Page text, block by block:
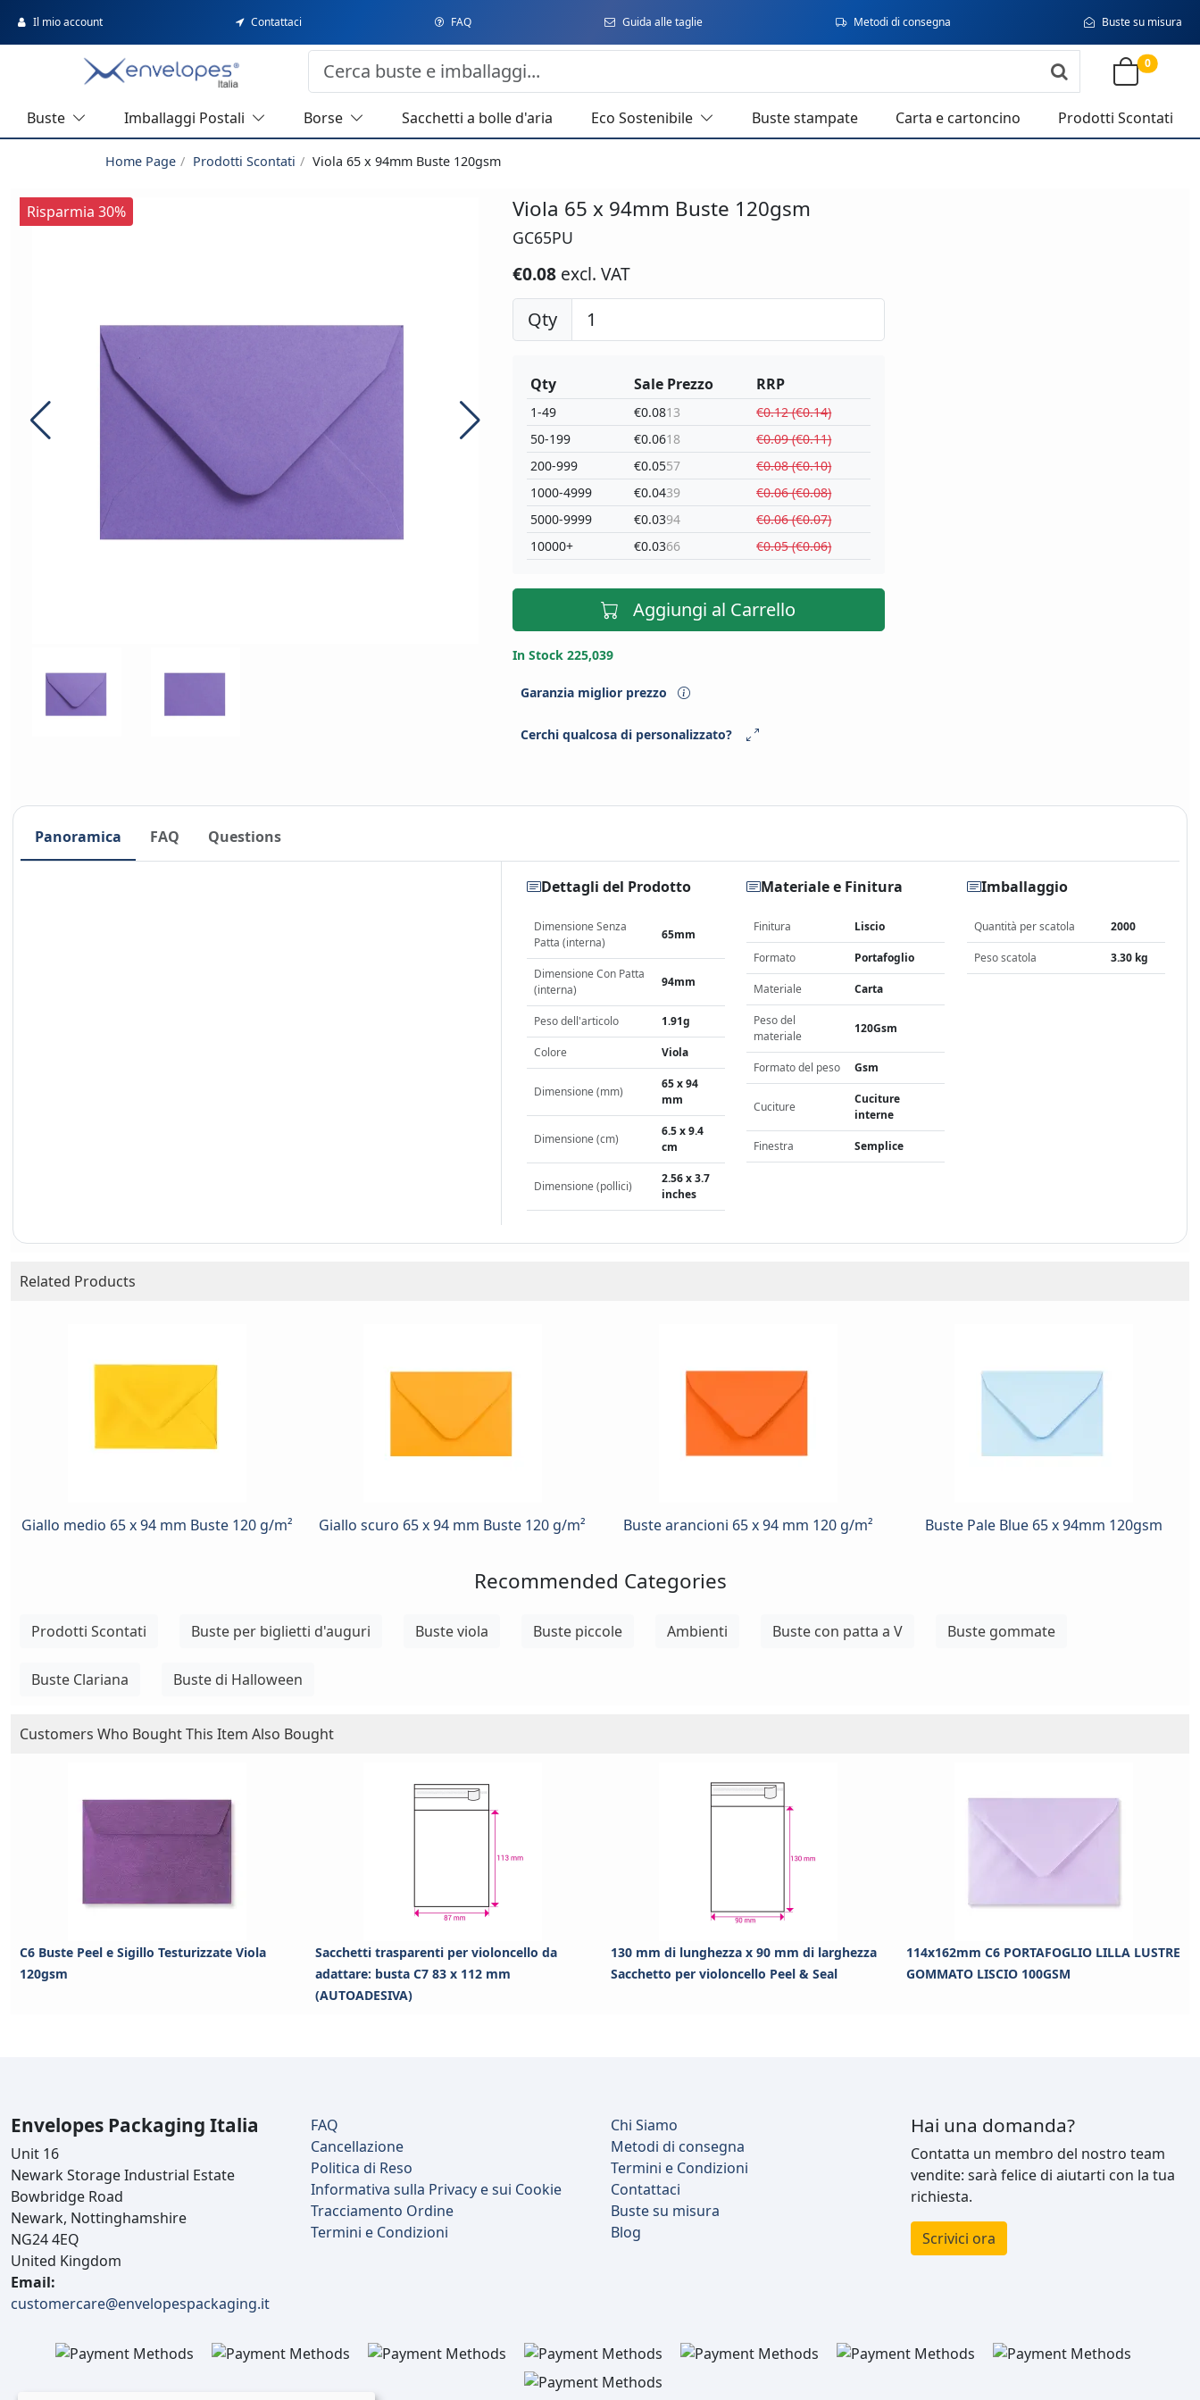
Il mio account Contattaci FAQ Guida alle taglie Metodi di consegna Buste su misura
0
Buste Imballaggi Postali Borse Sacchetti a bolle d'aria Eco Sostenibile Buste stampate Carta e cartoncino Prodotti Scontati
Home Page Prodotti Scontati Viola 65 x 94mm Buste 120gsm
Risparmia 30% Viola 65 x 94mm Buste 120gsm
GC65PU
€0.08 excl. VAT
Qty
Qty
1-49
50-199
200-999
1000-4999
5000-9999
10000+
Sale Prezzo
€0.0813
€0.0618
€0.0557
€0.0439
€0.0394
€0.0366
RRP
€0.12 (€0.14)
€0.09 (€0.11)
€0.08 (€0.10)
€0.06 (€0.08)
€0.06 (€0.07)
€0.05 (€0.06)
Aggiungi al Carrello
In Stock 225,039
Garanzia miglior prezzo
Cerchi qualcosa di personalizzato?
Panoramica FAQ Questions
Dettagli del Prodotto
Dimensione Senza
Patta (interna)
65mm
Dimensione Con Patta
(interna)
94mm
Peso dell'articolo 1.91g
Colore Viola
Dimensione (mm)
65 x 94
mm
Dimensione (cm)
6.5 x 9.4
cm
Dimensione (pollici)
2.56 x 3.7
inches
Materiale e Finitura
Finitura Liscio
Formato Portafoglio
Materiale Carta
Peso del
materiale
120Gsm
Formato del peso Gsm
Cuciture
Cuciture
interne
Finestra Semplice
Imballaggio
Quantità per scatola 2000
Peso scatola 3.30 kg
Related Products
Giallo medio 65 x 94 mm Buste 120 g/m² Giallo scuro 65 x 94 mm Buste 120 g/m² Buste arancioni 65 x 94 mm 120 g/m² Buste Pale Blue 65 x 94mm 120gsm
Recommended Categories
Prodotti Scontati Buste per biglietti d'auguri Buste viola Buste piccole Ambienti Buste con patta a V Buste gommate
Buste Clariana Buste di Halloween
Customers Who Bought This Item Also Bought
C6 Buste Peel e Sigillo Testurizzate Viola
120gsm
Sacchetti trasparenti per violoncello da
adattare: busta C7 83 x 112 mm
(AUTOADESIVA)
130 mm di lunghezza x 90 mm di larghezza
Sacchetto per violoncello Peel & Seal
114x162mm C6 PORTAFOGLIO LILLA LUSTRE
GOMMATO LISCIO 100GSM
Envelopes Packaging Italia
Unit 16
Newark Storage Industrial Estate
Bowbridge Road
Newark, Nottinghamshire
NG24 4EQ
United Kingdom
Email:
customercare@envelopespackaging.it
FAQ
Cancellazione
Politica di Reso
Informativa sulla Privacy e sui Cookie
Tracciamento Ordine
Termini e Condizioni
Chi Siamo
Metodi di consegna
Termini e Condizioni
Contattaci
Buste su misura
Blog
Hai una domanda?
Contatta un membro del nostro team
vendite: sarà felice di aiutarti con la tua
richiesta.
Scrivici ora